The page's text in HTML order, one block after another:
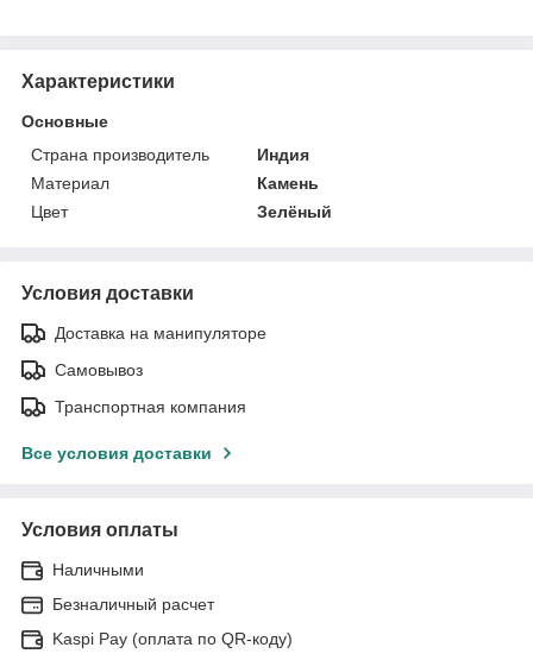
Характеристики
Основные
Страна производитель
Индия
Материал
Камень
Цвет
Зелёный
Условия доставки
Доставка на манипуляторе
Самовывоз
Транспортная компания
Все условия доставки
Условия оплаты
Наличными
Безналичный расчет
Kaspi Pay (оплата по QR-коду)